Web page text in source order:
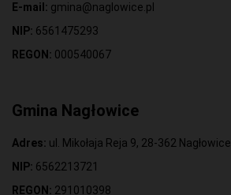
E-mail: gmina@naglowice.pl
NIP: 6561475293
REGON: 000540067
Gmina Nagłowice
Adres: ul. Mikołaja Reja 9, 28-362 Nagłowice
NIP: 6562213721
REGON: 291010398